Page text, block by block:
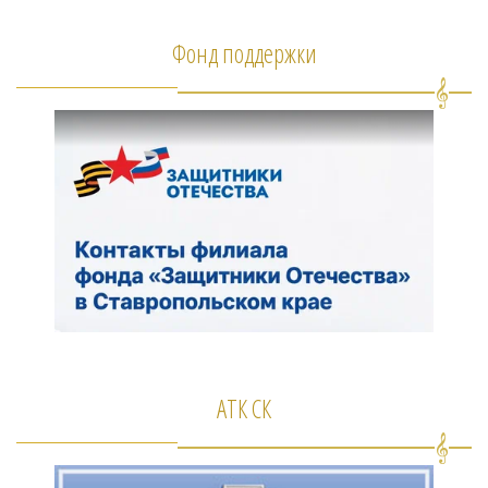
Фонд поддержки
АТК СК